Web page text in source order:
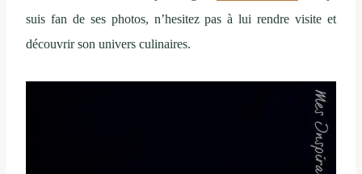
suis fan de ses photos, n’hesitez pas à lui rendre visite et
découvrir son univers culinaires.